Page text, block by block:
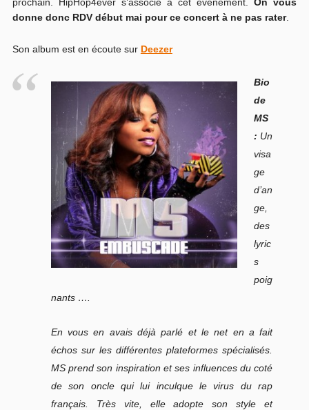
donne donc RDV début mai pour ce concert à ne pas rater.
Son album est en écoute sur Deezer
Bio
de
MS
: Un
visa
ge
d’an
ge,
des
lyric
s
poig
nants ….
En vous en avais déjà parlé et le net en a fait
échos sur les différentes plateformes spécialisés.
MS prend son inspiration et ses influences du coté
de son oncle qui lui inculque le virus du rap
français. Très vite, elle adopte son style et